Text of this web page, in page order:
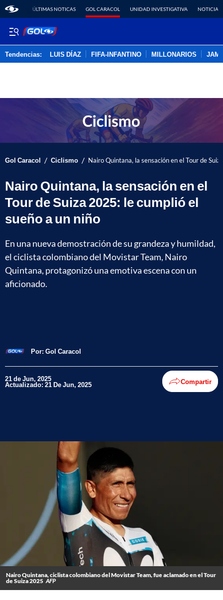
ÚLTIMAS NOTICAS GOL CARACOL UNIDAD INVESTIGATIVA NOTICIAS
Tendencias: LUIS DÍAZ FIFA-INFANTINO MILLONARIOS
Gol Caracol / Ciclismo / Nairo Quintana, la sensación en el Tour de
Nairo Quintana, la sensación en el
Tour de Suiza 2025: le cumplió el
sueño a un niño
En una nueva demostración de su grandeza y humildad,
el ciclista colombiano del Movistar Team, Nairo
Quintana, protagonizó una emotiva escena con un
aficionado.
Por: Gol Caracol
21 de Jun, 2025
Actualizado: 21 De Jun, 2025 Compartir
Nairo Quintana, ciclista colombiano del Movistar Team, fue aclamado en el Tour
de Suiza 2025 AFP